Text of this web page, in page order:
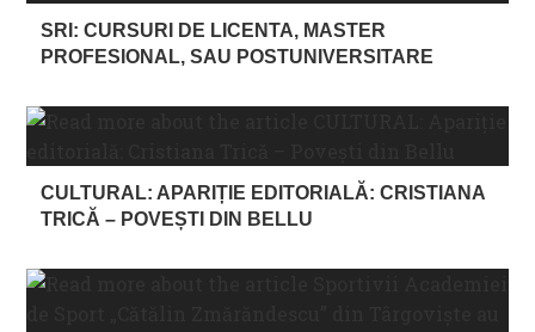
SRI: CURSURI DE LICENTA, MASTER
PROFESIONAL, SAU POSTUNIVERSITARE
CULTURAL: APARIȚIE EDITORIALĂ: CRISTIANA
TRICĂ – POVEȘTI DIN BELLU